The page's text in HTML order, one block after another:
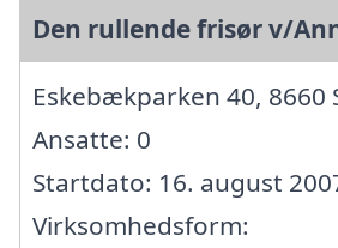
Den rullende frisør v/
Eskebækparken 40, 8660
Ansatte: 0
Startdato: 16. august
Virksomhedsform: